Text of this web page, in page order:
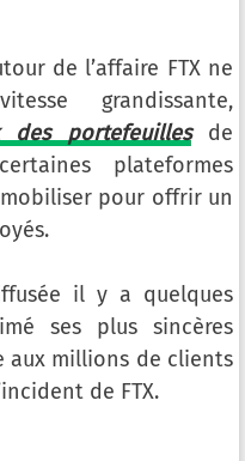
de l’affaire FTX ne
grandissante,
des portefeuillesde
plateformes
pour offrir un
il y a quelques
ses plus sincères
aux millions de clients
de FTX.